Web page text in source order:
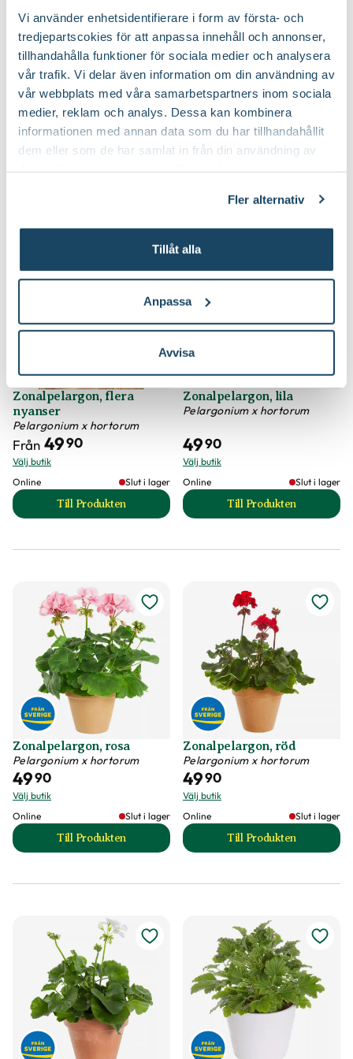
Vi använder enhetsidentifierare i form av första- och
tredjepartscokies för att anpassa innehåll och annonser,
tillhandahålla funktioner för sociala medier och analysera
vår trafik. Vi delar även information om din användning av
vår webbplats med våra samarbetspartners inom sociala
medier, reklam och analys. Dessa kan kombinera
informationen med annan data som du har tillhandahållit
dem eller som de har samlat in från din användning av
Fler alternativ
Tillåt alla
Anpassa
Avvisa
Zonalpelargon
SAVANNAH TEXMEX
RUBY
Pelargonium x hortorum
7990
Välj butik
Online
Slut i lager
Till Produkten
Zonalpelargon SUMMER
Pelargonium x hortorum
9990
Välj butik
Online
Slut i lager
Till Produkten
Zonalpelargon, flera
nyanser
Pelargonium x hortorum
Från 4990
Välj butik
Online
Slut i lager
Till Produkten
till Zonalpelargon, flera nyanser produktsida
Zonalpelargon, lila
Pelargonium x hortorum
4990
Välj butik
Online
Slut i lager
Till Produkten
till Zonalpelargon,
Zonalpelargon, rosa
Pelargonium x hortorum
4990
Välj butik
Online
Slut i lager
Till Produkten
till Zonalpelargon, rosa produktsida
Zonalpelargon, röd
Pelargonium x hortorum
4990
Välj butik
Online
Slut i lager
Till Produkten
till Zonalpelargon,